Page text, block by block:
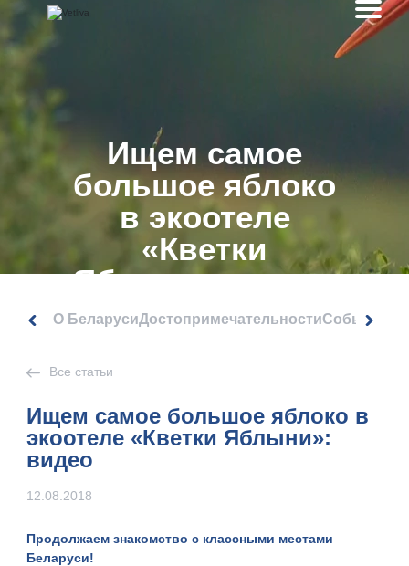
Ищем самое
большое яблоко
в экоотеле
«Кветки
Яблыни»: видео
О БеларусиДостопримечательностиСобытия
Все статьи
Ищем самое большое яблоко в
экоотеле «Кветки Яблыни»:
видео
12.08.2018
Продолжаем знакомство с классными местами
Беларуси!